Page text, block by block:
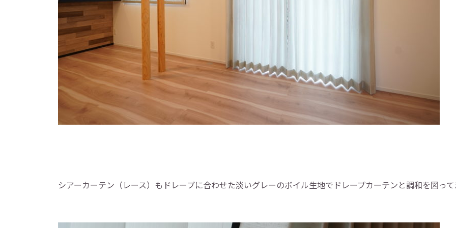
シアーカーテン（レース）もドレープに合わせた淡いグレーのボイル生地でドレープカーテンと調和を図って